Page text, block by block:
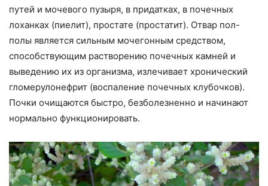
путей и мочевого пузыря, в придатках, в почечных
лоханках (пиелит), простате (простатит). Отвар пол-
полы является сильным мочегонным средством,
способствующим растворению почечных камней и
выведению их из организма, излечивает хронический
гломерулонефрит (воспаление почечных клубочков).
Почки очищаются быстро, безболезненно и начинают
нормально функционировать.